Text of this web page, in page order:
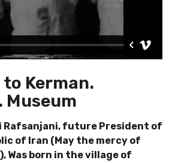
Kerman.
Museum
Rafsanjani, future President of
of Iran (May the mercy of
Was born in the village of